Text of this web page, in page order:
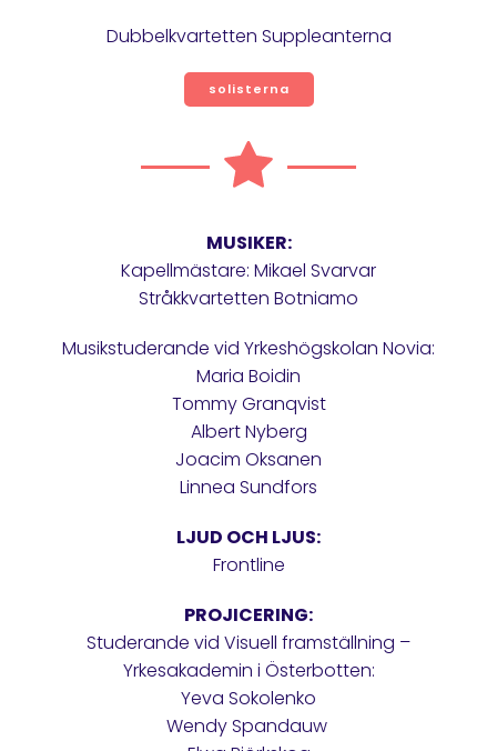
Dubbelkvartetten Suppleanterna
solisterna
MUSIKER:
Kapellmästare: Mikael Svarvar
Stråkkvartetten Botniamo
Musikstuderande vid Yrkeshögskolan Novia:
Maria Boidin
Tommy Granqvist
Albert Nyberg
Joacim Oksanen
Linnea Sundfors
LJUD OCH LJUS:
Frontline
PROJICERING:
Studerande vid Visuell framställning –
Yrkesakademin i Österbotten:
Yeva Sokolenko
Wendy Spandauw